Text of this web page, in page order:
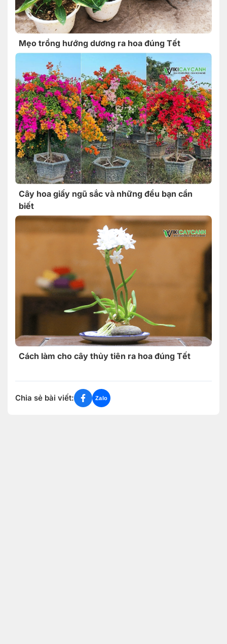
Mẹo trồng hướng dương ra hoa đúng Tết
Cây hoa giấy ngũ sắc và những đều bạn cần
biết
Cách làm cho cây thủy tiên ra hoa đúng Tết
Chia sẻ bài viết: Zalo